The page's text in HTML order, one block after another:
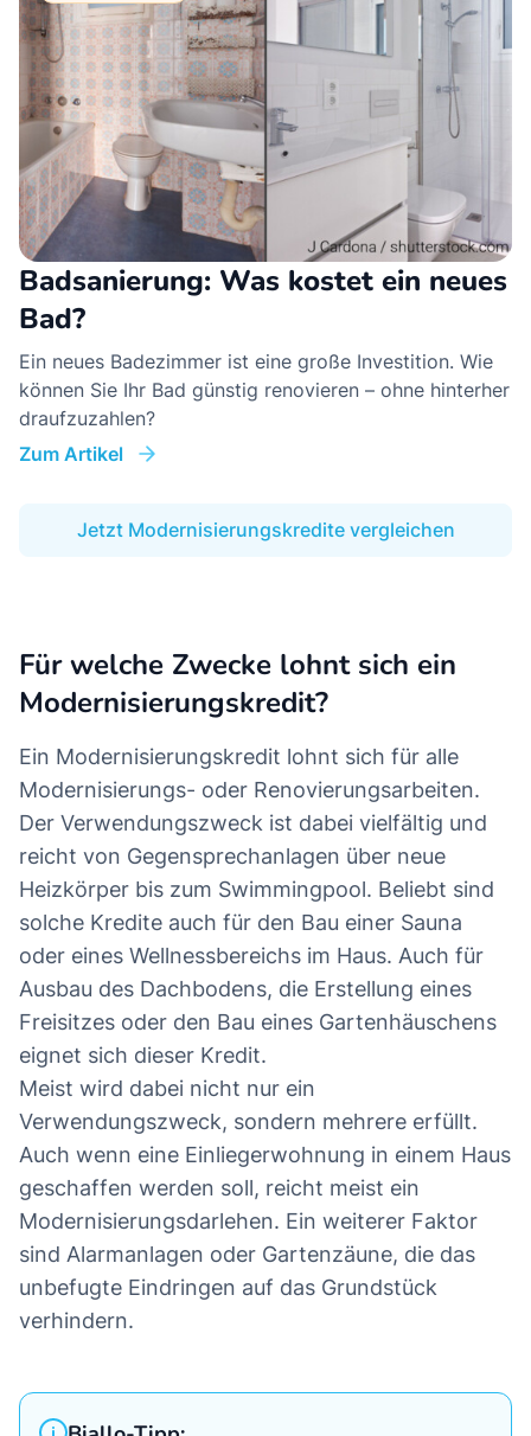
Badsanierung: Was kostet ein neues
Bad?
Ein neues Badezimmer ist eine große Investition. Wie
können Sie Ihr Bad günstig renovieren – ohne hinterher
draufzuzahlen?
Zum Artikel
Jetzt Modernisierungskredite vergleichen
Für welche Zwecke lohnt sich ein
Modernisierungskredit?
Ein Modernisierungskredit lohnt sich für alle
Modernisierungs- oder Renovierungsarbeiten.
Der Verwendungszweck ist dabei vielfältig und
reicht von Gegensprechanlagen über neue
Heizkörper bis zum Swimmingpool. Beliebt sind
solche Kredite auch für den Bau einer Sauna
oder eines Wellnessbereichs im Haus. Auch für
Ausbau des Dachbodens, die Erstellung eines
Freisitzes oder den Bau eines Gartenhäuschens
eignet sich dieser Kredit.
Meist wird dabei nicht nur ein
Verwendungszweck, sondern mehrere erfüllt.
Auch wenn eine Einliegerwohnung in einem Haus
geschaffen werden soll, reicht meist ein
Modernisierungsdarlehen. Ein weiterer Faktor
sind Alarmanlagen oder Gartenzäune, die das
unbefugte Eindringen auf das Grundstück
verhindern.